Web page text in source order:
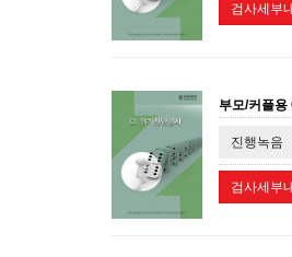
검사세부
부모/커플용
진행녹음
검사세부